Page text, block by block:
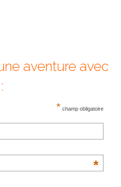
aventure avec
* champ obligatoire
*